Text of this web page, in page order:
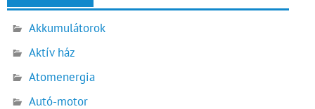
Akkumulátorok
Aktív ház
Atomenergia
Autó-motor